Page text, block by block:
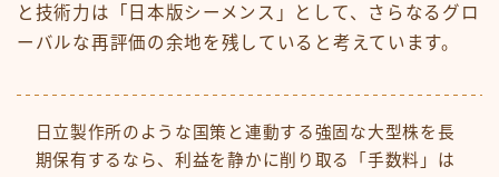
と技術力は「日本版シーメンス」として、さらなるグロ
ーバルな再評価の余地を残していると考えています。
日立製作所のような国策と連動する強固な大型株を長
期保有するなら、利益を静かに削り取る「手数料」は